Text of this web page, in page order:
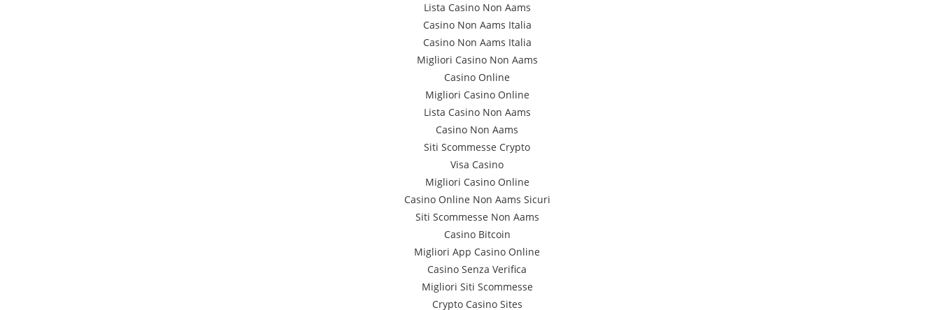
Lista Casino Non Aams
Casino Non Aams Italia
Casino Non Aams Italia
Migliori Casino Non Aams
Casino Online
Migliori Casino Online
Lista Casino Non Aams
Casino Non Aams
Siti Scommesse Crypto
Visa Casino
Migliori Casino Online
Casino Online Non Aams Sicuri
Siti Scommesse Non Aams
Casino Bitcoin
Migliori App Casino Online
Casino Senza Verifica
Migliori Siti Scommesse
Crypto Casino Sites